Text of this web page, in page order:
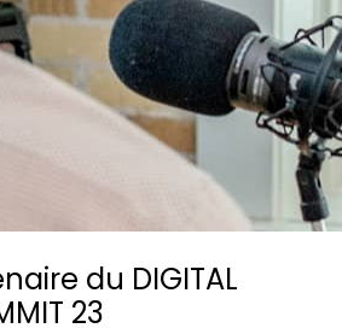
du DIGITAL
23